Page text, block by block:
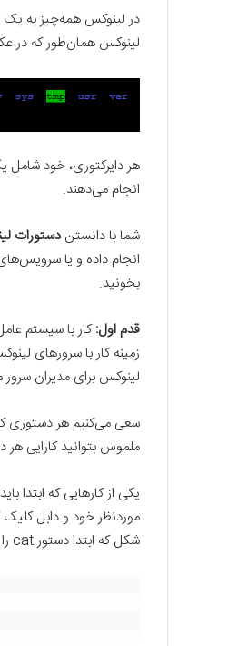
در لینوکس همه‌چیز به یک
لینوکس همان‌طور که در
هر دایرکتوری، خود
انجام می‌دهند.
شما با دانستندستورات
انجام داده و یا
بخونید.
قدم اول:کار با سیستم
زمینه کار با سرورهای
لینوکس برای مدیران
سعی می‌کنیم هر دستوری که
ملموس بتوانید کارایی هر
یکی از کارهایی که ابتدا
شکل که ابتدا دستور cat را نوشته و سپس به دنبال آن مسیر فایل مربوطه را وارد می‌کنیم.